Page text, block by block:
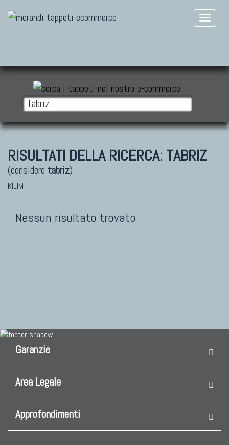
RISULTATI DELLA RICERCA: TABRIZ
(considero tabriz)
KILIM
Nessun risultato trovato
Garanzie
Area Legale
Approfondimenti